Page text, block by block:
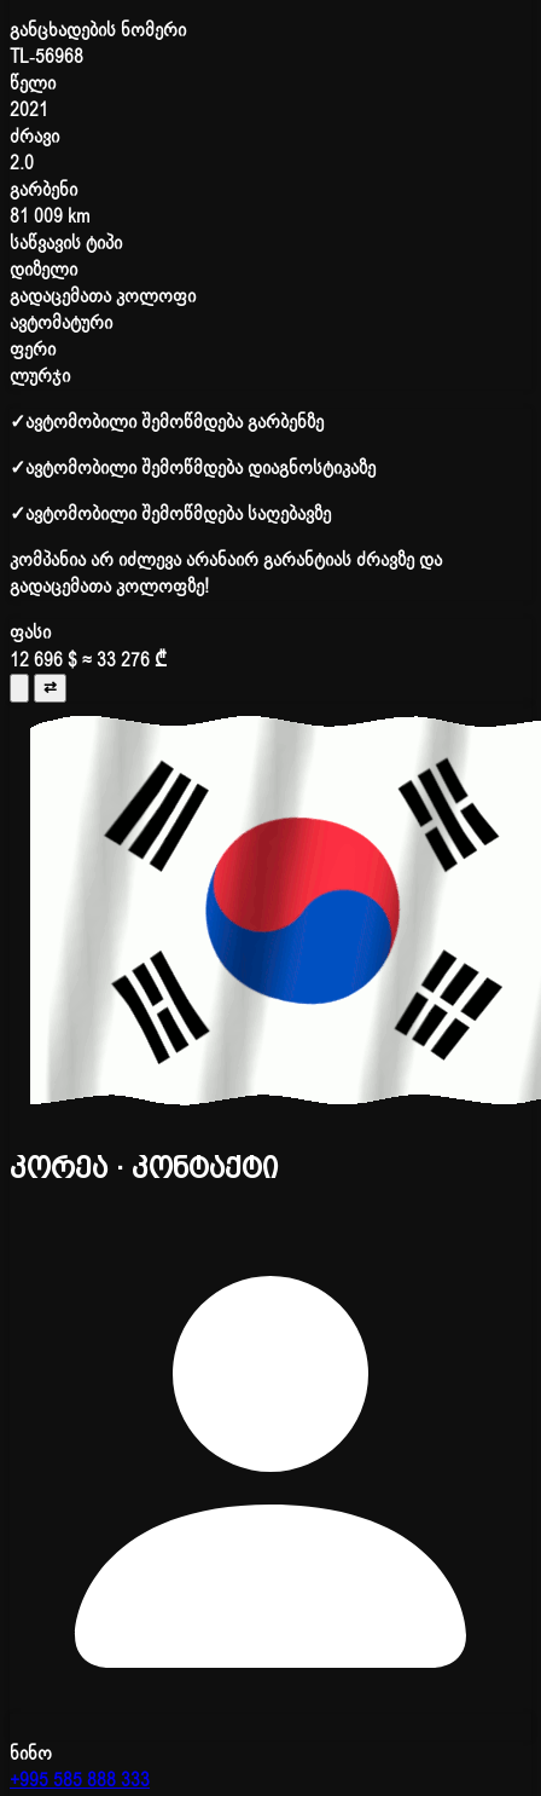
განცხადების ნომერი
TL-56968
წელი
2021
ძრავი
2.0
გარბენი
81 009 km
საწვავის ტიპი
დიზელი
გადაცემათა კოლოფი
ავტომატური
ფერი
ლურჯი
✓ავტომობილი შემოწმდება გარბენზე
✓ავტომობილი შემოწმდება დიაგნოსტიკაზე
✓ავტომობილი შემოწმდება საღებავზე
კომპანია არ იძლევა არანაირ გარანტიას ძრავზე და
გადაცემათა კოლოფზე!
ფასი
12 696 $≈ 33 276 ₾
⇄
კორეა · კონტაქტი
ნინო
+995 585 888 333